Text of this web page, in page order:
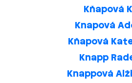
Kňapová
Knapová
Kňapová
Knapp
Knappová